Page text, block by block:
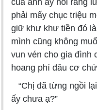
của anh ấy nói rằng
phải mấy chục triệu
giữ khư khư tiền đó
mình cũng không
vun vén cho gia đình
hoang phí đâu cơ
“Chị đã từng ngồi
ấy chưa ạ?”